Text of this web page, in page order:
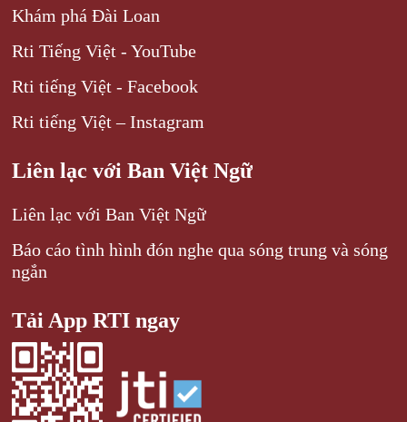
Khám phá Đài Loan
Rti Tiếng Việt - YouTube
Rti tiếng Việt - Facebook
Rti tiếng Việt – Instagram
Liên lạc với Ban Việt Ngữ
Liên lạc với Ban Việt Ngữ
Báo cáo tình hình đón nghe qua sóng trung và sóng
ngắn
Tải App RTI ngay